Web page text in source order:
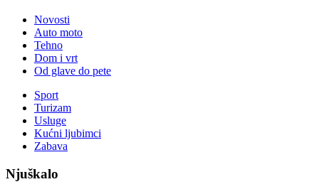
Novosti
Auto moto
Tehno
Dom i vrt
Od glave do pete
Sport
Turizam
Usluge
Kućni ljubimci
Zabava
Njuškalo